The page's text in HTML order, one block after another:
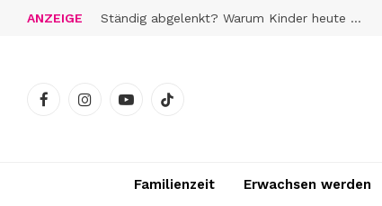
ANZEIGE Ständig abgelenkt? Warum Kinder heute schwerer zur Ruhe finden
FacebookInstagramYouTubeTikTok
Familienzeit Erwachsen werden